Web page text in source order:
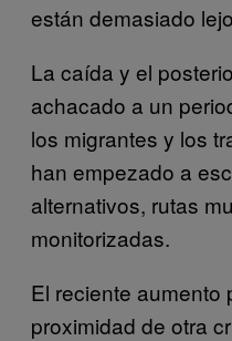
están demasiado
La caída y el
achacado a un
los migrantes y los
han empezado a
alternativos, rutas
monitorizadas.
El reciente aumento
proximidad de otra